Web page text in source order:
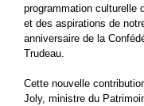
programmation culturelle
et des aspirations de
anniversaire de la
Trudeau.
Cette nouvelle
Joly, ministre du